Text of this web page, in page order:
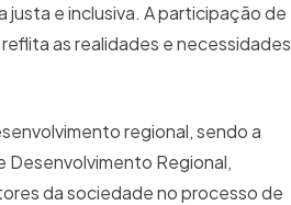
e inclusiva. A participação de
as realidades e necessidades
regional, sendo a
Desenvolvimento Regional,
da sociedade no processo de